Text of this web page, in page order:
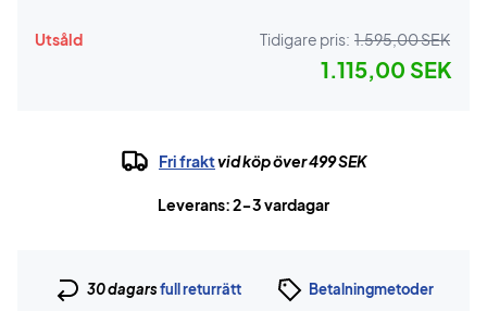
Utsåld Tidigare pris: 1.595,00 SEK
1.115,00 SEK
Fri fraktvid köp över 499 SEK
Leverans: 2-3 vardagar
30 dagarsfull returrätt Betalningmetoder